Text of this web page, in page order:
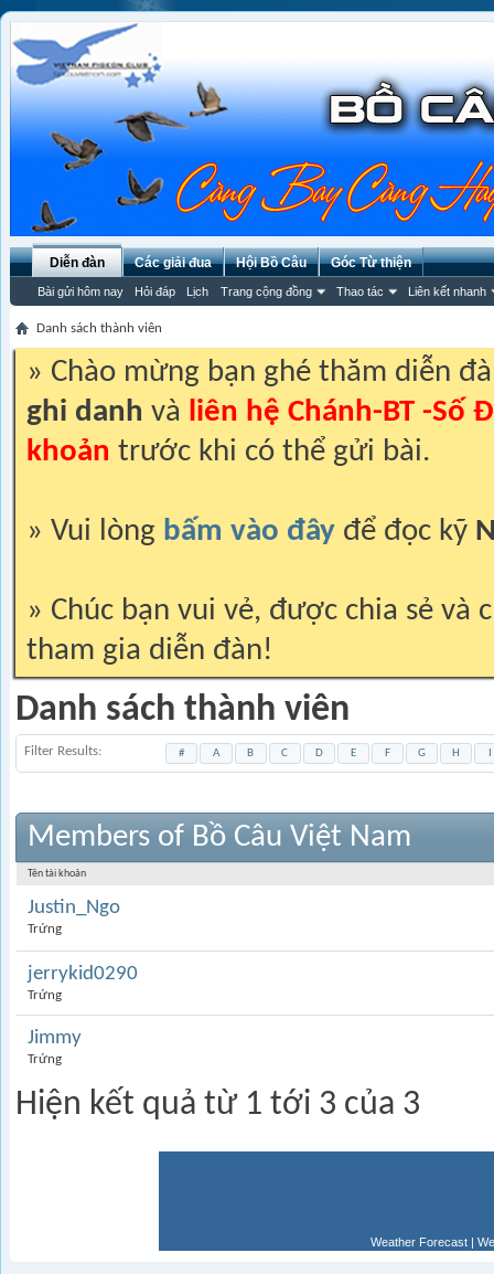
Diễn đàn
Bài gửi hôm nay Hỏi đáp Lịch Trang cộng đồng Thao tác Liên kết nhanh
Các giải đua Hội Bồ Câu Góc Từ thiện
Danh sách thành viên
» Chào mừng bạn ghé thăm diễn
ghi danh và liên hệ Chánh-BT -Số
khoản trước khi có thể gửi bài.
» Vui lòng bấm vào đây để đọc kỹ
» Chúc bạn vui vẻ, được chia sẻ và
tham gia diễn đàn!
Danh sách thành viên
Filter Results # A B C D E F G H
Members of Bồ Câu Việt Nam
Tên tài khoản
Justin_Ngo
Trứng
jerrykid0290
Trứng
Jimmy
Trứng
Hiện kết quả từ 1 tới 3 của 3
Weather Forecast |